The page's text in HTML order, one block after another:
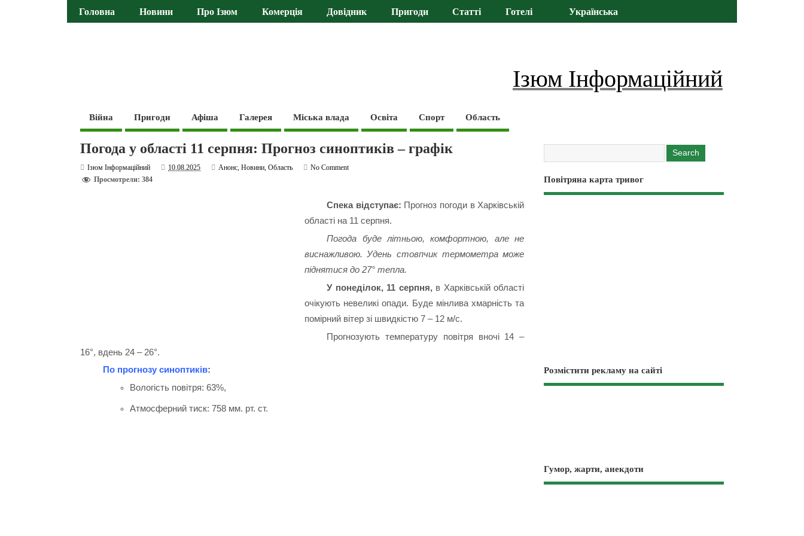
Головна Новини Про Ізюм Комерція Довідник Пригоди Статті Готелі Українська
Ізюм Інформаційний
Війна Пригоди Афіша Галерея Міська влада Освіта Спорт Область
Погода у області 11 серпня: Прогноз синоптиків – графік
Ізюм Інформаційний 10.08.2025 Анонс,Новини,Область
No Comment
Просмотрели: 384
Спека відступає: Прогноз погоди в Харківській
області на 11 серпня.
Погода буде літньою, комфортною, але не
виснажливою. Удень стовпчик термометра може
піднятися до 27° тепла.
У понеділок, 11 серпня,в Харківській області
очікують невеликі опади. Буде мінлива хмарність та
помірний вітер зі швидкістю 7 – 12 м/с.
Прогнозують температуру повітря вночі 14 –
16°, вдень 24 – 26°.
По прогнозу синоптиків:
Вологість повітря: 63%,
Атмосферний тиск: 758 мм. рт. ст.
Повітряна карта тривог
Розмістити рекламу на сайті
Гумор, жарти, анекдоти